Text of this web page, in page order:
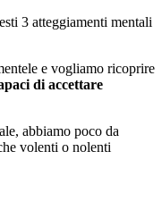
3 atteggiamenti mentali
e vogliamo ricoprire
di accettare
abbiamo poco da
volenti o nolenti